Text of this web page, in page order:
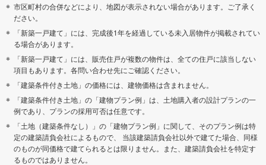
市区町村の合併などにより、地図が表示されない場合があります。ご了承く
ださい。
「新築一戸建て」には、完成後1年を経過している未入居物件が掲載されてい
る場合があります。
「新築一戸建て」には、販売住戸が複数の物件は、全ての住戸に該当しない
項目もあります。各問い合わせ先にご確認ください。
「建築条件付き土地」の価格には、建物価格は含まれません。
「建築条件付き土地」の「建物プラン例」は、土地購入者の設計プランの一
例であり、プランの採用可否は任意です。
「土地（建築条件なし）」の「建物プラン例」に関して、そのプラン例は特
定の建築請負会社によるもので、 当該建築請負会社以外で建てた場合、同様
のものが同価格で建てられるとは限りません。また、建築請負会社を特定す
るものではありません。